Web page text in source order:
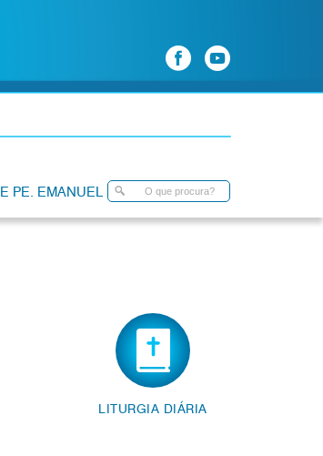
PE. EMANUEL
LITURGIA DIÁRIA